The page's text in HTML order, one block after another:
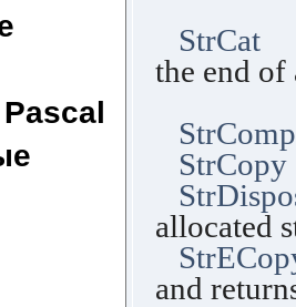
StrCat
the end of
StrComp
StrCopy
allocated
and